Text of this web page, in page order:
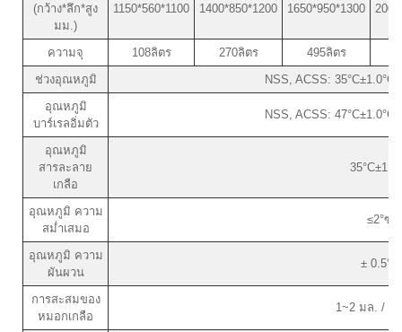
(กว้าง*ลึก*สูง
มม.)
1150*560*1100 1400*850*1200 1650*950*1300
ความจุ 108ลิตร 270ลิตร
495ลิตร
ช่วงอุณหภูมิ
NSS, ACSS: 35°C±1.0°C
อุณหภูมิ
บาร์เรลอิ่มตัว
NSS, ACSS: 47°C±1.0°C
อุณหภูมิ
สารละลาย
เกลือ
อุณหภูมิ ความ
สม่ำเสมอ
≤2°ซ
อุณหภูมิ ความ
ผันผวน
± 0.5°ซ
การสะสมของ
หมอกเกลือ
1~2 มล. /